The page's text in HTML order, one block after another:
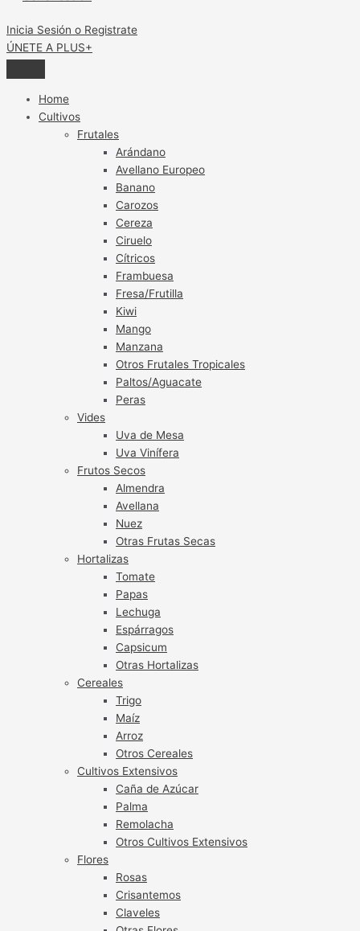
Inicia Sesión o Registrate
ÚNETE A PLUS+
Home
Cultivos
Frutales
Arándano
Avellano Europeo
Banano
Carozos
Cereza
Ciruelo
Cítricos
Frambuesa
Fresa/Frutilla
Kiwi
Mango
Manzana
Otros Frutales Tropicales
Paltos/Aguacate
Peras
Vides
Uva de Mesa
Uva Vinífera
Frutos Secos
Almendra
Avellana
Nuez
Otras Frutas Secas
Hortalizas
Tomate
Papas
Lechuga
Espárragos
Capsicum
Otras Hortalizas
Cereales
Trigo
Maíz
Arroz
Otros Cereales
Cultivos Extensivos
Caña de Azúcar
Palma
Remolacha
Otros Cultivos Extensivos
Flores
Rosas
Crisantemos
Claveles